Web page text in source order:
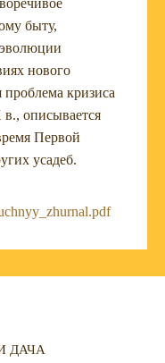
быту,
нового
кризиса
в., описывается
Первой
усадеб.
ДАЧА